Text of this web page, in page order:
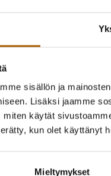
sisällön ja
Lisäksi jaamme
käytät
kun olet käyttänyt
Mieltymykset